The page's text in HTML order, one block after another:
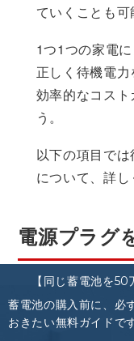
ていくことも可
1つ1つの家電
正しく待機電力
効率的なコス
う。
以下の項目で
について、詳し
電源プラグ
【同じ蓄電池を
蓄電池の購入前に、必
おきたい無料ガイドで